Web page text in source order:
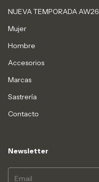
NUEVA TEMPORADA AW26
Mujer
Hombre
Accesorios
Marcas
Sastrería
Contacto
Newsletter